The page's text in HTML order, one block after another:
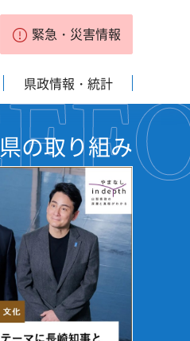
緊急・災害情報
県政情報・統計
県の取り組み